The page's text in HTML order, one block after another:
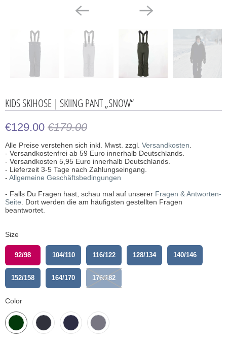
KIDS SKIHOSE | SKIING PANT „SNOW“
€129.00 €179.00
Alle Preise verstehen sich inkl. Mwst. zzgl. Versandkosten.
- Versandkostenfrei ab 59 Euro innerhalb Deutschlands.
- Versandkosten 5,95 Euro innerhalb Deutschlands.
- Lieferzeit 3-5 Tage nach Zahlungseingang.
- Allgemeine Geschäftsbedingungen
- Falls Du Fragen hast, schau mal auf unserer Fragen & Antworten-
Seite. Dort werden die am häufigsten gestellten Fragen
beantwortet.
Size
92/98 104/110 116/122 128/134 140/146
152/158 164/170 176/182
Color